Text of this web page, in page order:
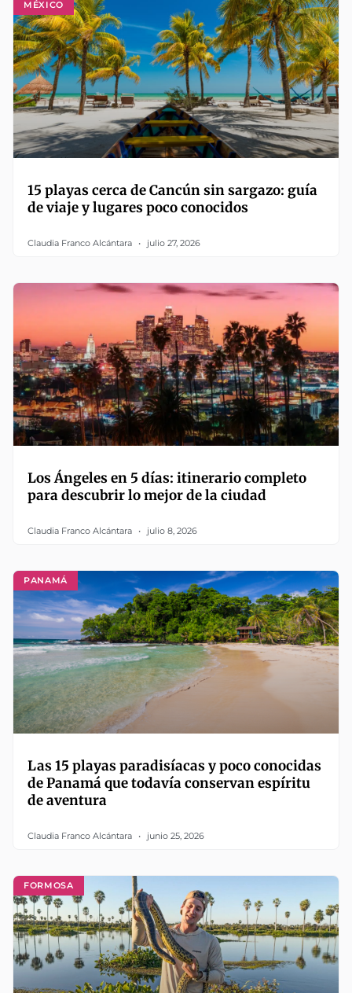
MÉXICO
15 playas cerca de Cancún sin sargazo: guía
de viaje y lugares poco conocidos
Claudia Franco Alcántara julio 27, 2026
Los Ángeles en 5 días: itinerario completo
para descubrir lo mejor de la ciudad
Claudia Franco Alcántara julio 8, 2026
PANAMÁ
Las 15 playas paradisíacas y poco conocidas
de Panamá que todavía conservan espíritu
de aventura
Claudia Franco Alcántara junio 25, 2026
FORMOSA